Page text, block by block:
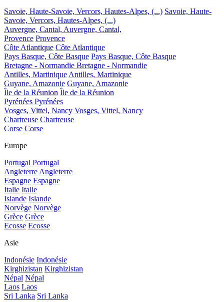
Savoie, Haute-Savoie, Vercors, Hautes-Alpes, (...) Savoie, Haute-
Savoie, Vercors, Hautes-Alpes, (...)
Auvergne, Cantal, Auvergne, Cantal,
Provence Provence
Côte Atlantique Côte Atlantique
Pays Basque, Côte Basque Pays Basque, Côte Basque
Bretagne - Normandie Bretagne - Normandie
Antilles, MartiniqueAntilles, Martinique
Guyane, Amazonie Guyane, Amazonie
Île de la Réunion Île de la Réunion
Pyrénées Pyrénées
Vosges, Vittel, Nancy Vosges, Vittel, Nancy
Chartreuse Chartreuse
Corse Corse
Europe
Portugal Portugal
AngleterreAngleterre
Espagne Espagne
Italie Italie
Islande Islande
Norvège Norvège
Grèce Grèce
Ecosse Ecosse
Asie
Indonésie Indonésie
Kirghizistan Kirghizistan
Népal Népal
Laos Laos
Sri Lanka Sri Lanka